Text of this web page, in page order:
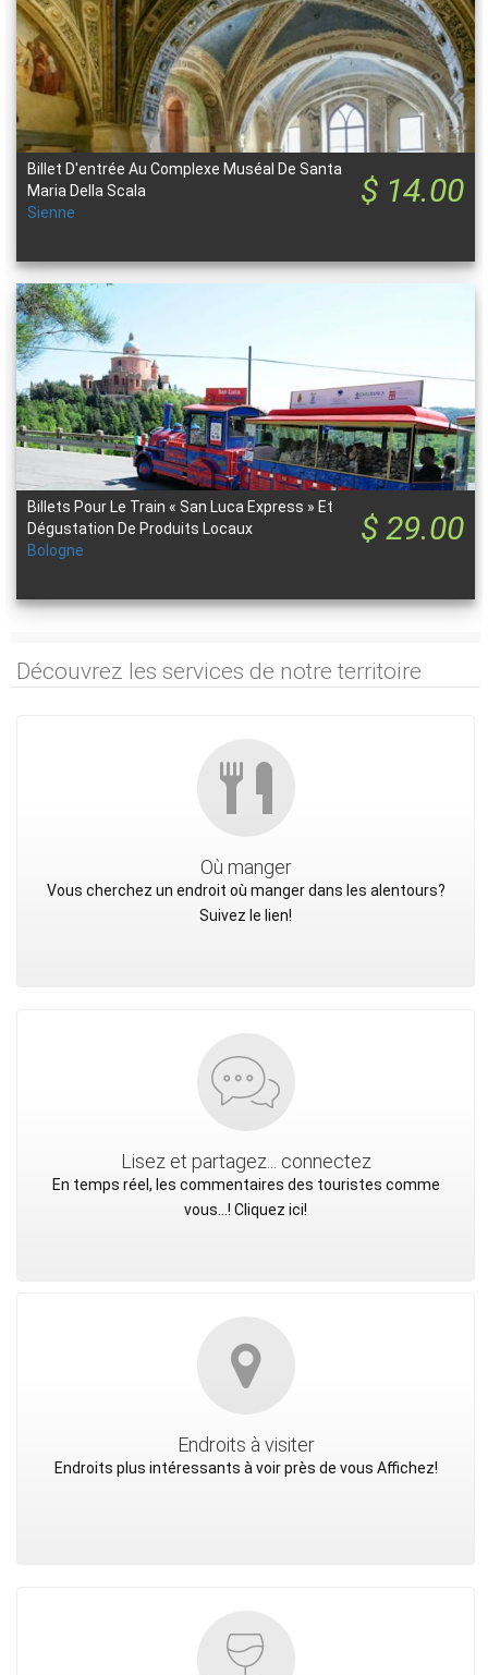
$ 14.00
Billet D'entrée Au Complexe Muséal De Santa
Maria Della Scala
Sienne
$ 29.00
Billets Pour Le Train « San Luca Express » Et
Dégustation De Produits Locaux
Bologne
Découvrez les services de notre territoire
Où manger
Vous cherchez un endroit où manger dans les alentours?
Suivez le lien!
Lisez et partagez... connectez
En temps réel, les commentaires des touristes comme
vous...! Cliquez ici!
Endroits à visiter
Endroits plus intéressants à voir près de vous Affichez!